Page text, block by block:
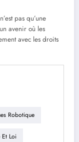
pas qu’une
avenir où les
avec les droits
Robotique
Loi